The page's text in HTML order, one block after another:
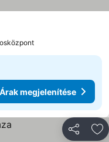
Árak megjelenítése